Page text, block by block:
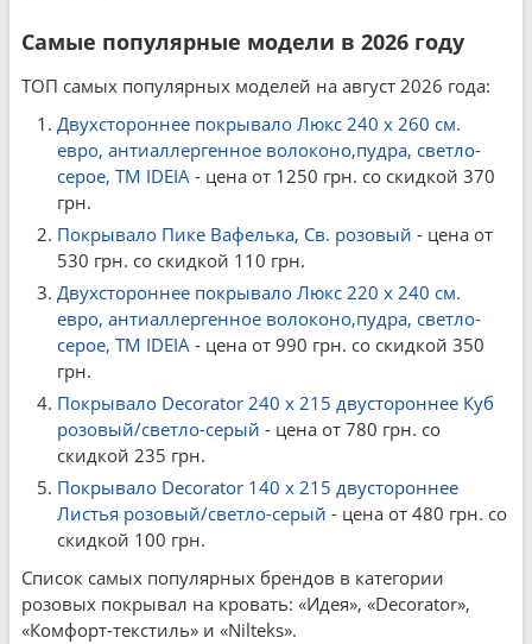
Самые популярные модели в 2026 году
ТОП самых популярных моделей на август 2026 года:
Двухстороннее покрывало Люкс 240 x 260 см.
евро, антиаллергенное волоконо,пудра, светло-
серое, ТМ IDEIA - цена от 1250 грн. со скидкой 370
грн.
Покрывало Пике Вафелька, Св. розовый - цена от
530 грн. со скидкой 110 грн.
Двухстороннее покрывало Люкс 220 x 240 см.
евро, антиаллергенное волоконо,пудра, светло-
серое, ТМ IDEIA - цена от 990 грн. со скидкой 350
грн.
Покрывало Decorator 240 x 215 двустороннее Куб
розовый/светло-серый - цена от 780 грн. со
скидкой 235 грн.
Покрывало Decorator 140 x 215 двустороннее
Листья розовый/светло-серый - цена от 480 грн. со
скидкой 100 грн.
Список самых популярных брендов в категории
розовых покрывал на кровать: «Идея», «Decorator»,
«Комфорт-текстиль» и «Nilteks».